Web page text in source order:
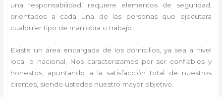
una responsabilidad, requiere elementos de seguridad,
orientados a cada una de las personas que ejecutara
cualquier tipo de maniobra o trabajo.
Existe un área encargada de los domicilios, ya sea a nivel
local o nacional, Nos caracterizamos por ser confiables y
honestos, apuntando a la satisfacción total de nuestros
clientes, siendo ustedes nuestro mayor objetivo.